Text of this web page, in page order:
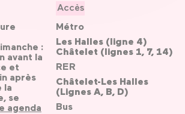
:
avant la
et
après
la
se
agenda
Accès
Métro
Les Halles (ligne 4)
Châtelet (lignes 1, 7, 14)
RER
Châtelet-Les Halles
(Lignes A, B, D)
Bus